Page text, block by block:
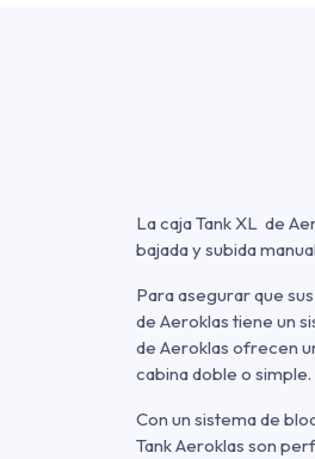
La caja Tank XL de
bajada y subida
Para asegurar que
de Aeroklas tiene un
de Aeroklas ofrecen
cabina doble o simple.
Con un sistema de
Tank Aeroklas son